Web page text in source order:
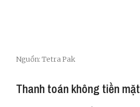
Nguồn: Tetra Pak
Thanh toán không tiền mặt